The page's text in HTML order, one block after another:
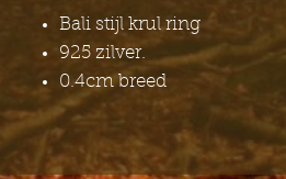
Bali stijl krul ring
925 zilver.
0.4cm breed